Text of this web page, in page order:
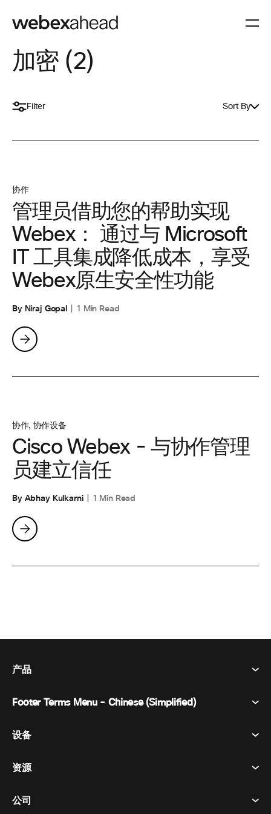
加密 (2)
Filter Sort By
协作
管理员借助您的帮助实现
Webex： 通过与 Microsoft
IT 工具集成降低成本，享受
Webex原生安全性功能
By Niraj Gopal 1 Min Read
协作, 协作设备
Cisco Webex - 与协作管理
员建立信任
By Abhay Kulkarni 1 Min Read
产品
Webex Suite
消息传递
活动
Footer Terms Menu - Chinese (Simplified)
条款和条件
商标
设备
房间设备
资源
价格
公司